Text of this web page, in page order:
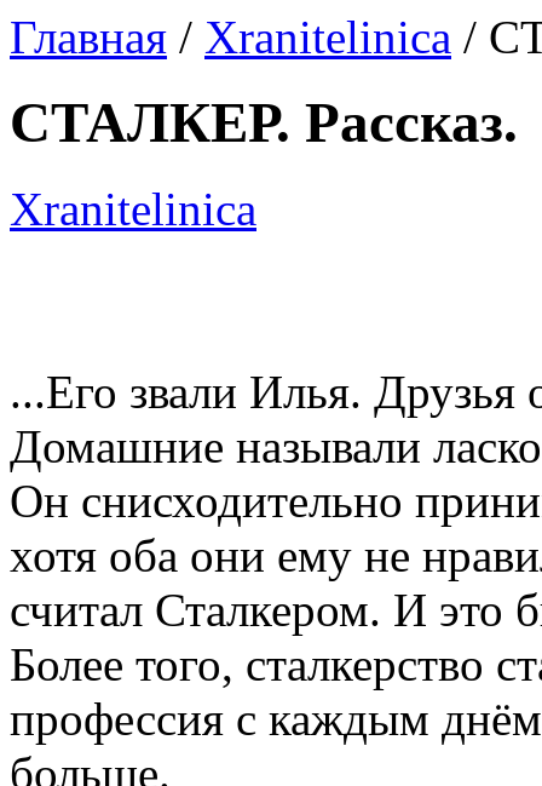
Главная / Xranitelinica /
СТАЛКЕР. Рассказ.
Xranitelinica
...Его звали Илья. Друзья
Домашние называли
Он снисходительно
хотя оба они ему не
считал Сталкером. И это
Более того, сталкерство
профессия с каждым
больше.